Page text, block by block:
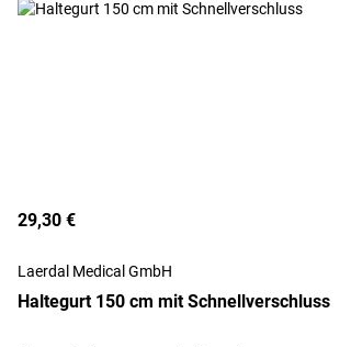
29,30 €
Laerdal Medical GmbH
Haltegurt 150 cm mit Schnellverschluss